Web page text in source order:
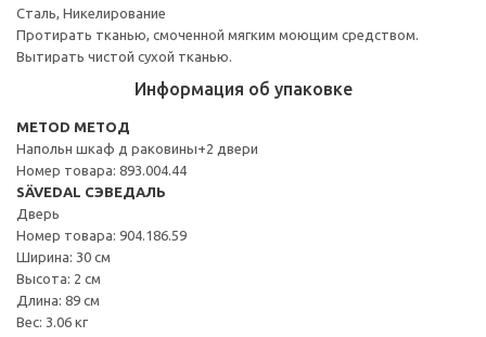
Сталь, Никелирование
Протирать тканью, смоченной мягким моющим средством.
Вытирать чистой сухой тканью.
Информация об упаковке
METOD МЕТОД
Напольн шкаф д раковины+2 двери
Номер товара: 893.004.44
SÄVEDAL СЭВЕДАЛЬ
Дверь
Номер товара: 904.186.59
Ширина: 30 см
Высота: 2 см
Длина: 89 см
Вес: 3.06 кг